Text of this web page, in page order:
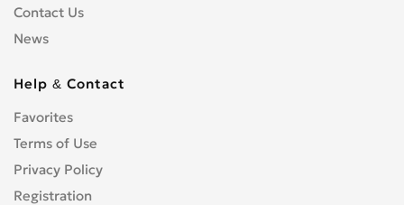
Contact Us
News
Help & Contact
Favorites
Terms of Use
Privacy Policy
Registration